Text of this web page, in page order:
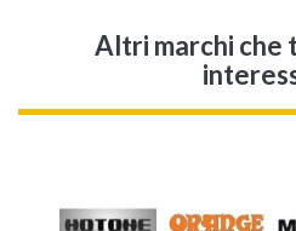
Altri marchi che